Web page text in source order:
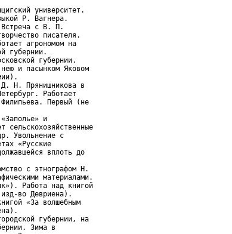
университет.
Р. Вагнера.
Встреча с В. П.
писателя.
агрономом на
губернии.
губернии.
и пасынком Яковом
Д. Н. Прянишникова в
Работает
Первый (не
и
сельскохозяйственные
Увольнение с
«Русские
вплоть до
с этнографом Н.
материалами.
Работа над книгой
во Девриена).
«За волшебным
губернии, на
Зима в